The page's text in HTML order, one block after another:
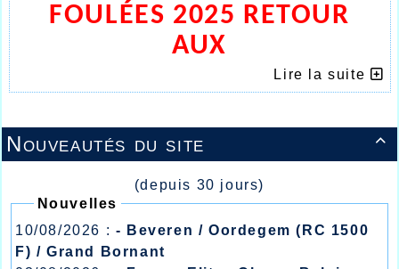

Nouveautés du site
(depuis 30 jours)
Nouvelles
10/08/2026 : - Beveren / Oordegem (RC 1500
F) / Grand Bornant
FOULÉES 2025 RETOUR
AUX
LETTRES DE NOBLESSE !!!
Lire la suite